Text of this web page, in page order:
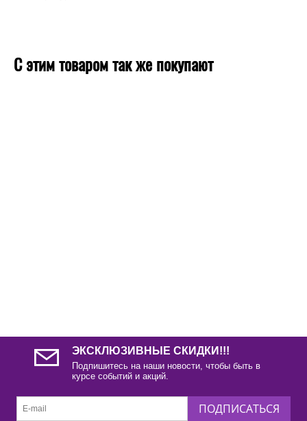
С этим товаром так же покупают
ЭКСКЛЮЗИВНЫЕ СКИДКИ!!!
Подпишитесь на наши новости, чтобы быть в
курсе событий и акций.
ПОДПИСАТЬСЯ